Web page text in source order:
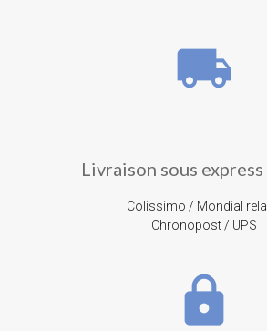
local_shipping
Livraison sous
Colissimo / Mondial
Chronopost / UPS
lock